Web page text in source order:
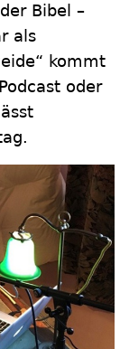
Bibel –
als
kommt
oder